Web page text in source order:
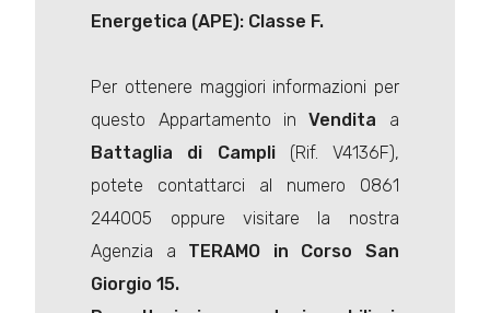
Energetica (APE): Classe F.
Per ottenere maggiori informazioni per
questo Appartamento inVendita a
Battaglia di Campli(Rif. V4136F),
potete contattarci al numero 0861
244005 oppure visitare la nostra
Agenzia a TERAMO in Corso San
Giorgio 15.